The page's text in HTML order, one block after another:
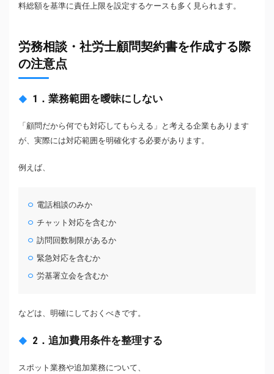
料総額を基準に責任上限を設定するケースも多く見られます。
労務相談・社労士顧問契約書を作成する際
の注意点
1．業務範囲を曖昧にしない
「顧問だから何でも対応してもらえる」と考える企業もあります
が、実際には対応範囲を明確化する必要があります。
例えば、
電話相談のみか
チャット対応を含むか
訪問回数制限があるか
緊急対応を含むか
労基署立会を含むか
などは、明確にしておくべきです。
2．追加費用条件を整理する
スポット業務や追加業務について、